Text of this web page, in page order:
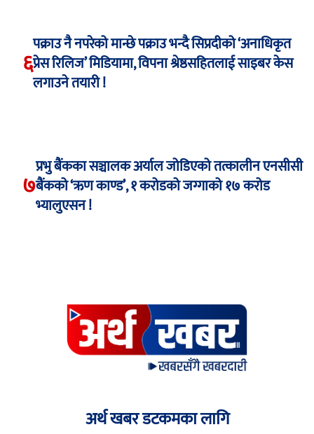
६
पक्राउ नै नपरेको मान्छे पक्राउ भन्दै सिप्रदीको ‘अनाधिकृत
प्रेस रिलिज’ मिडियामा, विपना श्रेष्ठसहितलाई साइबर केस
लगाउने तयारी !
७
प्रभु बैंकका सञ्चालक अर्याल जोडिएको तत्कालीन एनसीसी
बैंकको ‘ऋण काण्ड’, १ करोडको जग्गाको १७ करोड
भ्यालुएसन !
अर्थ खबर डटकमका लागि